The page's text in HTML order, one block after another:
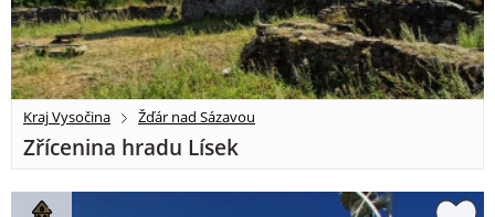
Kraj Vysočina Žďár nad Sázavou
Zřícenina hradu Lísek